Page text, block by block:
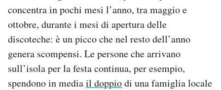
concentra in pochi mesi l’anno, tra maggio e
ottobre, durante i mesi di apertura delle
discoteche: è un picco che nel resto dell’anno
genera scompensi. Le persone che arrivano
sull’isola per la festa continua, per esempio,
spendono in mediail doppiodi una famiglia locale